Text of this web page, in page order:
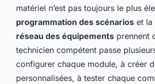
matériel n’est pas toujours le plus
programmation des scénarios et la
réseau des équipements prennent
technicien compétent passe
configurer chaque module, à créer
personnalisées, à tester chaque